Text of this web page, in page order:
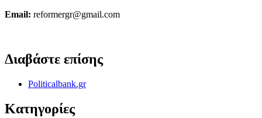
Email: reformergr@gmail.com
Διαβάστε επίσης
Politicalbank.gr
Κατηγορίες